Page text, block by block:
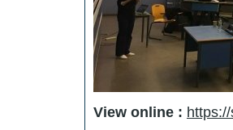
View online :